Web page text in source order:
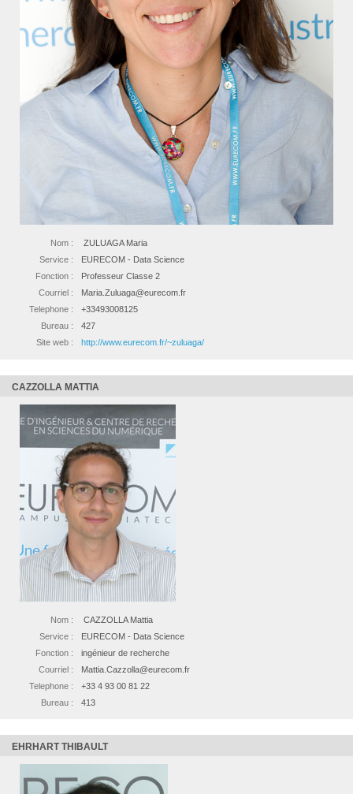
Nom :
ZULUAGA Maria
Service :
EURECOM - Data Science
Fonction :
Professeur Classe 2
Courriel :
Maria.Zuluaga@eurecom.fr
Telephone :
+33493008125
Bureau :
427
Site web :
http://www.eurecom.fr/~zuluaga/
CAZZOLLA MATTIA
Nom :
CAZZOLLA Mattia
Service :
EURECOM - Data Science
Fonction :
ingénieur de recherche
Courriel :
Mattia.Cazzolla@eurecom.fr
Telephone :
+33 4 93 00 81 22
Bureau :
413
EHRHART THIBAULT